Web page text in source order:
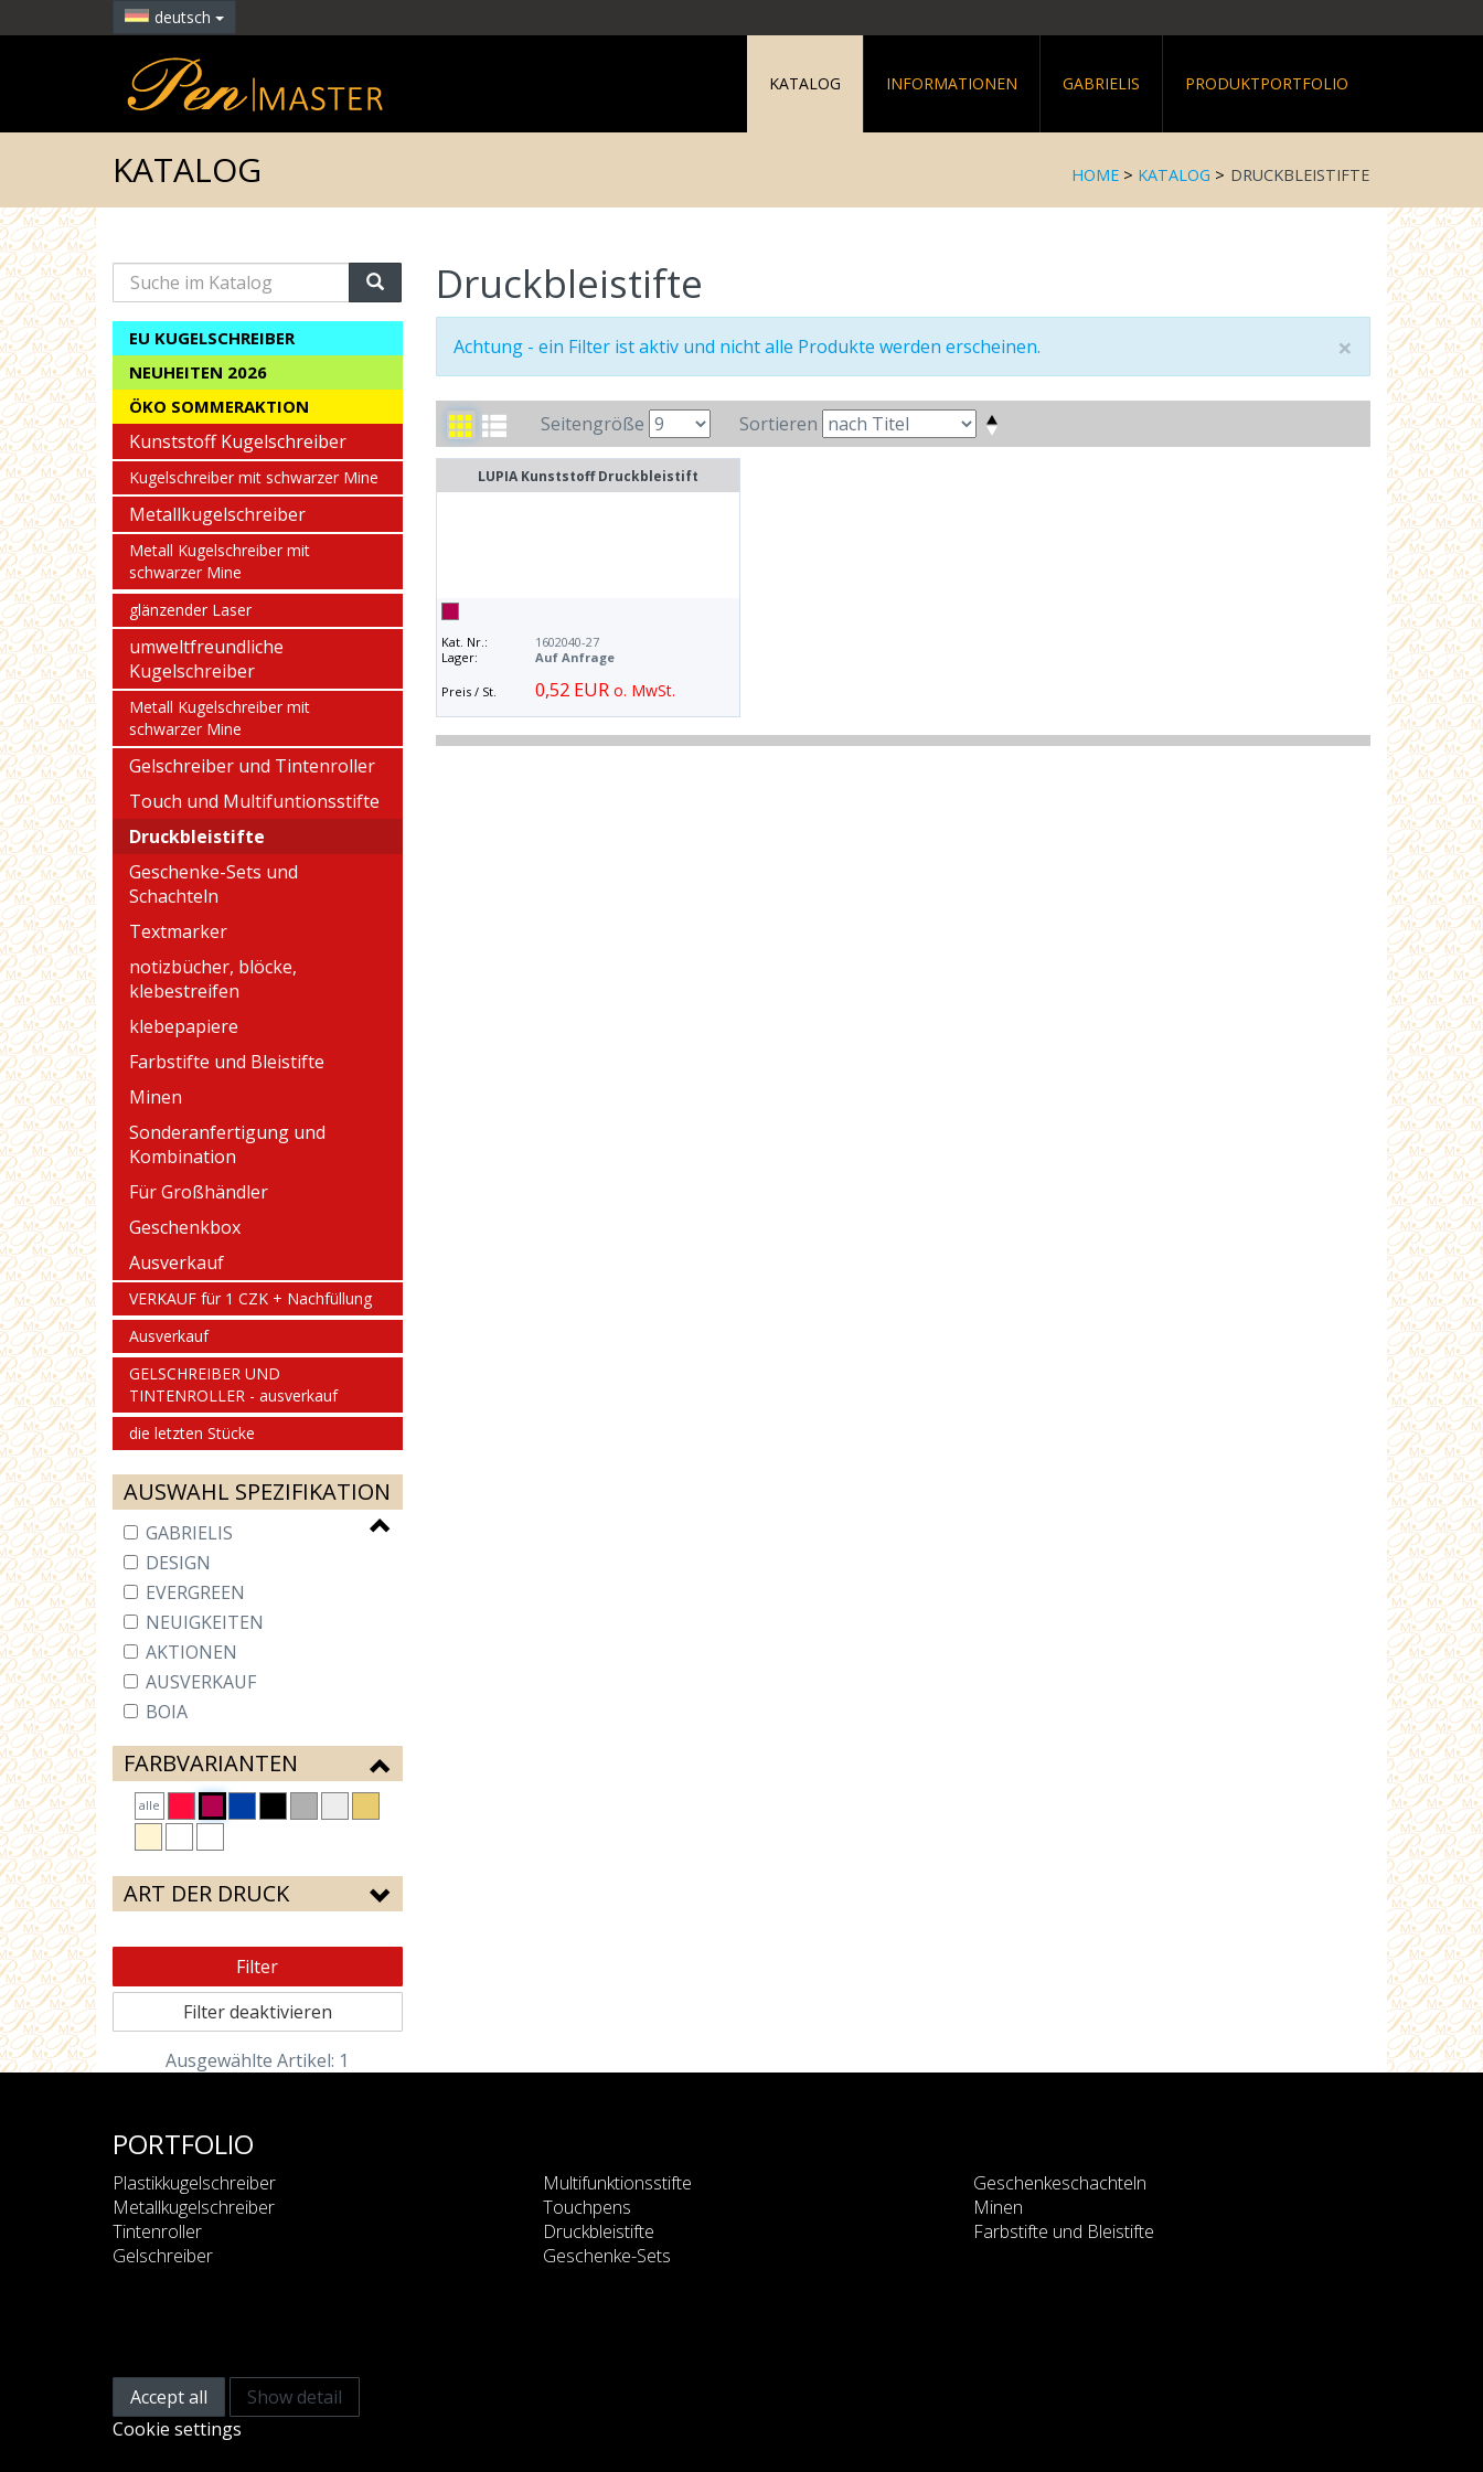
deutsch
KATALOG INFORMATIONEN GABRIELIS PRODUKTPORTFOLIO
KATALOG HOME > KATALOG > DRUCKBLEISTIFTE
Suche
im
Katalog
EU KUGELSCHREIBER
NEUHEITEN 2026
ÖKO SOMMERAKTION
Kunststoff Kugelschreiber
Kugelschreiber mit schwarzer Mine
Metallkugelschreiber
Metall Kugelschreiber mit
schwarzer Mine
glänzender Laser
umweltfreundliche
Kugelschreiber
Metall Kugelschreiber mit
schwarzer Mine
Gelschreiber und Tintenroller
Touch und Multifuntionsstifte
Druckbleistifte
Geschenke-Sets und
Schachteln
Textmarker
notizbücher, blöcke,
klebestreifen
klebepapiere
Farbstifte und Bleistifte
Minen
Sonderanfertigung und
Kombination
Für Großhändler
Geschenkbox
Ausverkauf
VERKAUF für 1 CZK + Nachfüllung
Ausverkauf
GELSCHREIBER UND
TINTENROLLER - ausverkauf
die letzten Stücke
AUSWAHL SPEZIFIKATION
GABRIELIS
DESIGN
EVERGREEN
NEUIGKEITEN
AKTIONEN
AUSVERKAUF
BOIA
FARBVARIANTEN
alle
ART DER DRUCK
Filter
Filter deaktivieren
Ausgewählte Artikel: 1
Druckbleistifte
×
Achtung - ein Filter ist aktiv und nicht alle Produkte werden erscheinen.
Seitengröße Sortieren
LUPIA Kunststoff Druckbleistift
Kat. Nr.:
1602040-27
Lager:
Auf Anfrage
Preis / St. 0,52 EUR o. MwSt.
PORTFOLIO
Plastikkugelschreiber
Metallkugelschreiber
Tintenroller
Gelschreiber
Multifunktionsstifte
Touchpens
Druckbleistifte
Geschenke-Sets
Geschenkeschachteln
Minen
Farbstifte und Bleistifte
Accept all
Show detail
Cookie settings